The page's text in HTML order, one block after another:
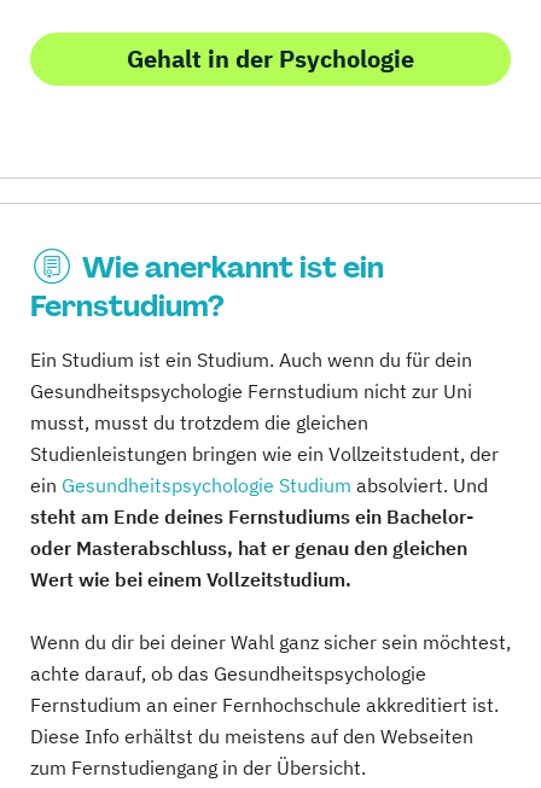
Gehalt in der Psychologie
Wie anerkannt ist ein
Fernstudium?
Ein Studium ist ein Studium. Auch wenn du für dein
Gesundheitspsychologie Fernstudium nicht zur Uni
musst, musst du trotzdem die gleichen
Studienleistungen bringen wie ein Vollzeitstudent, der
ein Gesundheitspsychologie Studium absolviert. Und
steht am Ende deines Fernstudiums ein Bachelor-
oder Masterabschluss, hat er genau den gleichen
Wert wie bei einem Vollzeitstudium.
Wenn du dir bei deiner Wahl ganz sicher sein möchtest,
achte darauf, ob das Gesundheitspsychologie
Fernstudium an einer Fernhochschule akkreditiert ist.
Diese Info erhältst du meistens auf den Webseiten
zum Fernstudiengang in der Übersicht.